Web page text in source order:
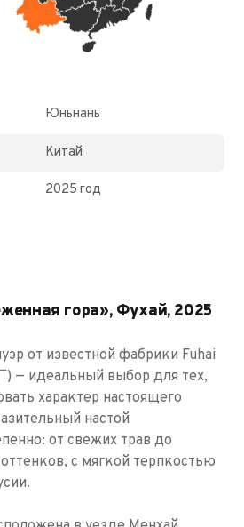
Юньнань
Китай
2025 год
гора», Фухай, 2025
от известной фабрики Fuhai
) — идеальный выбор для тех,
характер настоящего
настой
от свежих трав до
с мягкой терпкостью